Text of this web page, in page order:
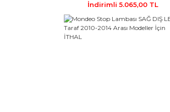
İndirimli 5.065,00 TL